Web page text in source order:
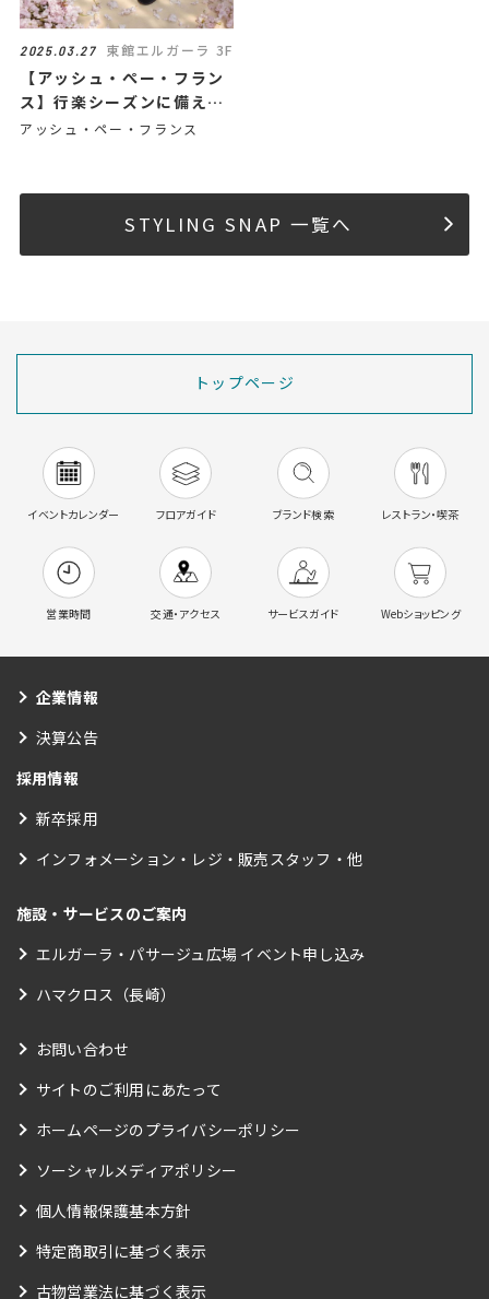
2025.03.27 東館エルガーラ 3F
【アッシュ・ぺー・フラン
ス】行楽シーズンに備えた
いオシャレバッグとスニー
アッシュ・ペー・フランス
STYLING SNAP 一覧へ
トップページ
イベントカレンダー フロアガイド ブランド検索 レストラン・喫茶
営業時間 交通・アクセス サービスガイド Webショッピング
企業情報
決算公告
採用情報
新卒採用
インフォメーション・レジ・販売スタッフ・他
施設・サービスのご案内
エルガーラ・パサージュ広場 イベント申し込み
ハマクロス（長崎）
お問い合わせ
サイトのご利用にあたって
ホームページのプライバシーポリシー
ソーシャルメディアポリシー
個人情報保護基本方針
特定商取引に基づく表示
古物営業法に基づく表示